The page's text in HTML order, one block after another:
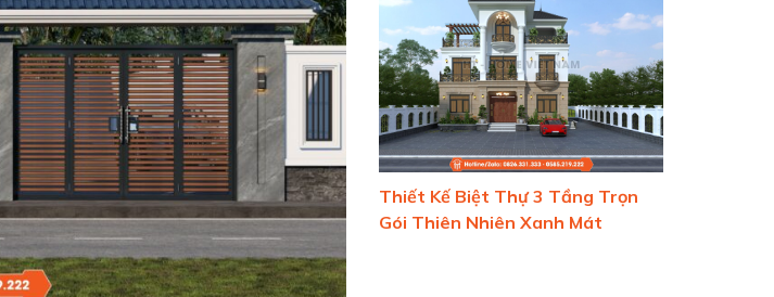
Thiết Kế Biệt Thự 3 Tầng Trọn
Gói Thiên Nhiên Xanh Mát